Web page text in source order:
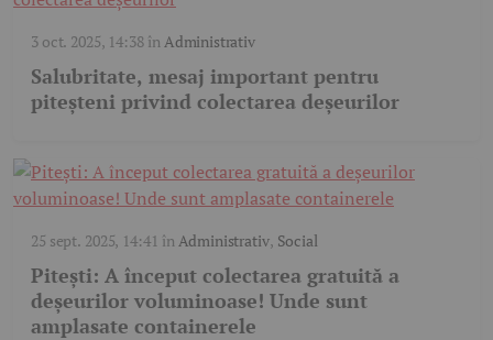
3 oct. 2025, 14:38în Administrativ
Salubritate, mesaj important pentru
piteșteni privind colectarea deșeurilor
25 sept. 2025, 14:41 în Administrativ, Social
Pitești: A început colectarea gratuită a
deșeurilor voluminoase! Unde sunt
amplasate containerele